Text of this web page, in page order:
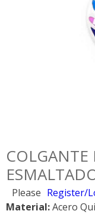
Please Register/
Material:Acero